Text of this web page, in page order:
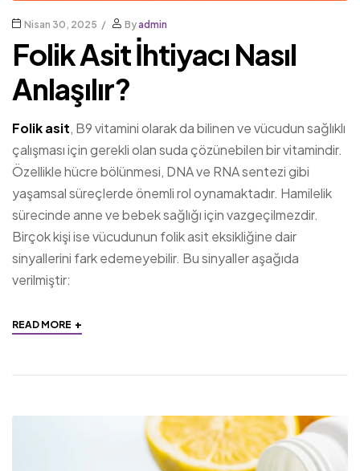
Nisan 30, 2025 Byadmin
Folik Asit İhtiyacı Nasıl
Anlaşılır?
Folik asit, B9 vitamini olarak da bilinen ve vücudun sağlıklı
çalışması için gerekli olan suda çözünebilen bir vitamindir.
Özellikle hücre bölünmesi, DNA ve RNA sentezi gibi
yaşamsal süreçlerde önemli rol oynamaktadır. Hamilelik
sürecinde anne ve bebek sağlığı için vazgeçilmezdir.
Birçok kişi ise vücudunun folik asit eksikliğine dair
sinyallerini fark edemeyebilir. Bu sinyaller aşağıda
verilmiştir:
READ MORE +